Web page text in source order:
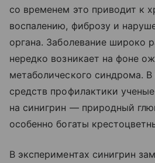
со временем это приводит к
воспалению, фиброзу и
органа. Заболевание широко
нередко возникает на фоне
метаболического синдрома.
средств профилактики
на синигрин — природный
особенно богаты
В экспериментах синигрин